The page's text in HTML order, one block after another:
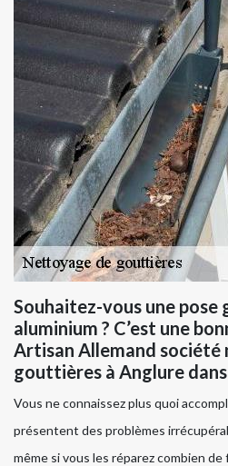
Souhaitez-vous une pose
aluminium ? C’est une
Artisan Allemand
gouttières à Anglure
Vous ne connaissez plus quoi
présentent des problèmes
même si vous les réparez combien de